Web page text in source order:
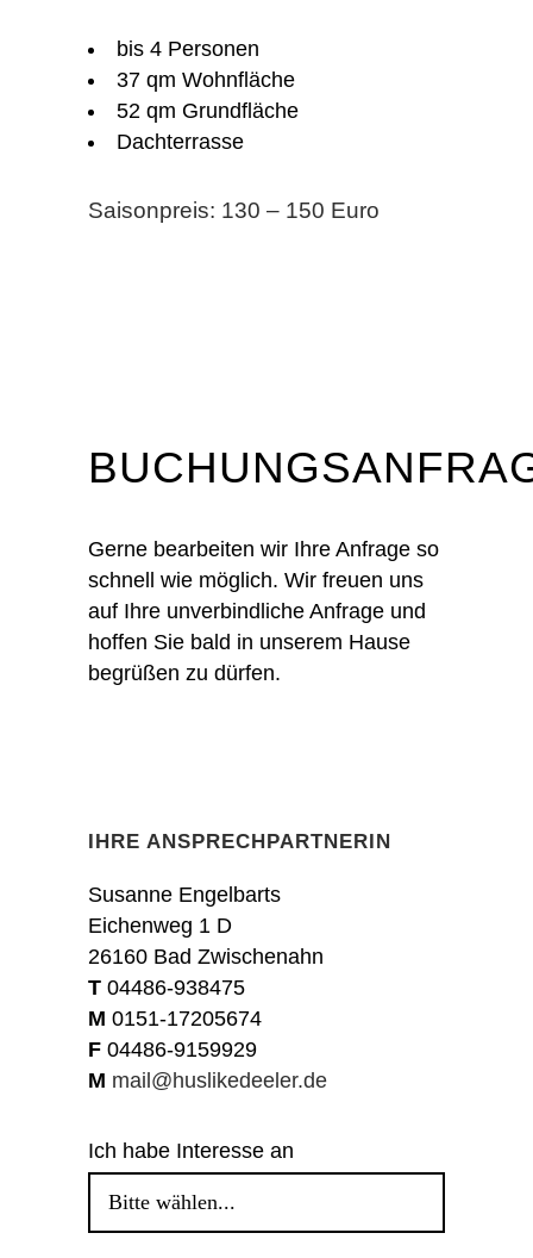
bis 4 Personen
37 qm Wohnfläche
52 qm Grundfläche
Dachterrasse
Saisonpreis: 130 – 150 Euro
Gerne bearbeiten wir Ihre Anfrage so
schnell wie möglich. Wir freuen uns
auf Ihre unverbindliche Anfrage und
hoffen Sie bald in unserem Hause
begrüßen zu dürfen.
IHRE ANSPRECHPARTNERIN
Susanne Engelbarts
Eichenweg 1 D
26160 Bad Zwischenahn
T 04486-938475
M 0151-17205674
F 04486-9159929
M mail@huslikedeeler.de
Ich habe Interesse an